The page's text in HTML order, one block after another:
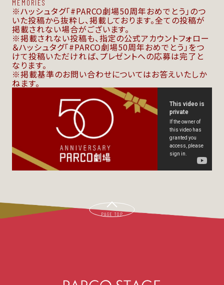
MEMORIES
ハッシュタグ「#PARCO劇場50周年おめでとう」のつ
いた投稿から抜粋し、掲載しております。全ての投稿が
掲載されない場合がございます。
掲載されない投稿も、指定の公式アカウントフォロー
＆ハッシュタグ「#PARCO劇場50周年おめでとう」をつ
けて投稿いただければ、プレゼントへの応募は完了と
なります。
掲載基準のお問い合わせについてはお答えいたしか
ねます。
PAGE TOP